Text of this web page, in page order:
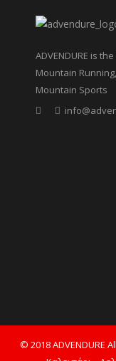
ADVENDURE is
Mountain
Mountain Sports
© 2018 ADVENDURE